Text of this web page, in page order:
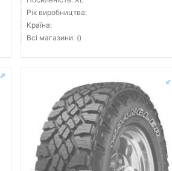
Рік виробництва:
Країна:
Всі магазини: ()